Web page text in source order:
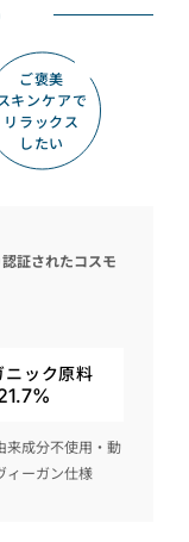
ご褒美
スキンケアで
リラックス
したい
証されたコスモ
ニック原料
来成分不使用・動
ィーガン仕様